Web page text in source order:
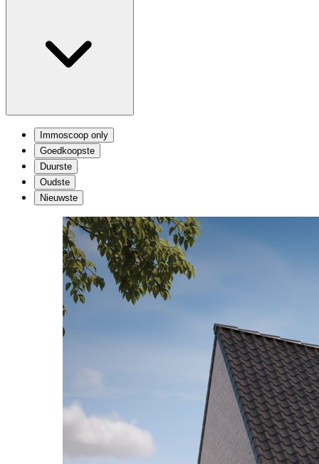
Immoscoop only
Goedkoopste
Duurste
Oudste
Nieuwste